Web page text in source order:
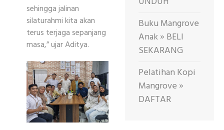
sehingga jalinan
silaturahmi kita akan
terus terjaga sepanjang
masa,” ujar Aditya.
Buku Mangrove
Anak » BELI
SEKARANG
Pelatihan Kopi
Mangrove »
DAFTAR